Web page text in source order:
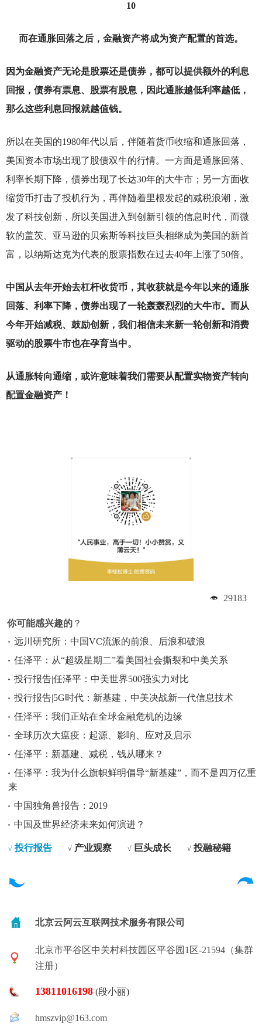
10
而在通胀回落之后，金融资产将成为资产配置的首选。
因为金融资产无论是股票还是债券，都可以提供额外的利息
回报，债券有票息、股票有股息，因此通胀越低利率越低，
那么这些利息回报就越值钱。
所以在美国的1980年代以后，伴随着货币收缩和通胀回落，
美国资本市场出现了股债双牛的行情。一方面是通胀回落、
利率长期下降，债券出现了长达30年的大牛市；另一方面收
缩货币打击了投机行为，再伴随着里根发起的减税浪潮，激
发了科技创新，所以美国进入到创新引领的信息时代，而微
软的盖茨、亚马逊的贝索斯等科技巨头相继成为美国的新首
富，以纳斯达克为代表的股票指数在过去40年上涨了50倍。
中国从去年开始去杠杆收货币，其收获就是今年以来的通胀
回落、利率下降，债券出现了一轮轰轰烈烈的大牛市。而从
今年开始减税、鼓励创新，我们相信未来新一轮创新和消费
驱动的股票牛市也在孕育当中。
从通胀转向通缩，或许意味着我们需要从配置实物资产转向
配置金融资产！
29183
你可能感兴趣的 ？
远川研究所：中国VC流派的前浪、后浪和破浪
任泽平：从“超级星期二”看美国社会撕裂和中美关系
投行报告|任泽平：中美世界500强实力对比
投行报告|5G时代：新基建，中美决战新一代信息技术
任泽平：我们正站在全球金融危机的边缘
全球历次大瘟疫：起源、影响、应对及启示
任泽平：新基建、减税，钱从哪来？
任泽平：我为什么旗帜鲜明倡导“新基建”，而不是四万亿重
来
中国独角兽报告：2019
中国及世界经济未来如何演进？
√ 投行报告 √ 产业观察 √ 巨头成长 √ 投融秘籍
北京云阿云互联网技术服务有限公司
北京市平谷区中关村科技园区平谷园1区-21594（集群
注册）
13811016198 (段小丽)
hmszvip@163.com